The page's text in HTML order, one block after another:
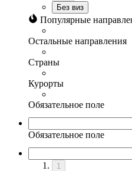
Без виз
Популярные
Остальные направления
Страны
Курорты
Обязательное поле
Обязательное поле
1